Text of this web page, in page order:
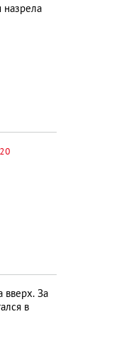
назрела
вверх. За
в